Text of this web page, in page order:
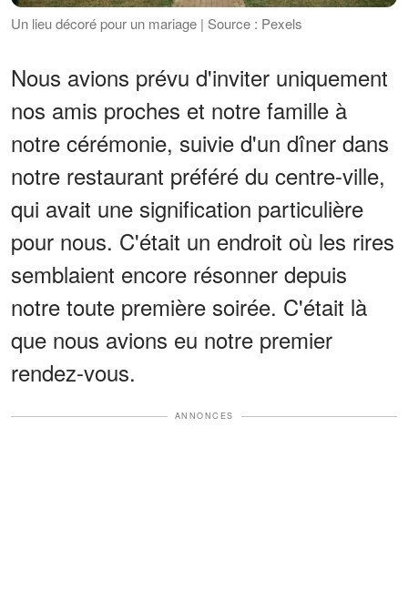
Un lieu décoré pour un mariage | Source : Pexels
Nous avions prévu d'inviter uniquement
nos amis proches et notre famille à
notre cérémonie, suivie d'un dîner dans
notre restaurant préféré du centre-ville,
qui avait une signification particulière
pour nous. C'était un endroit où les rires
semblaient encore résonner depuis
notre toute première soirée. C'était là
que nous avions eu notre premier
rendez-vous.
ANNONCES